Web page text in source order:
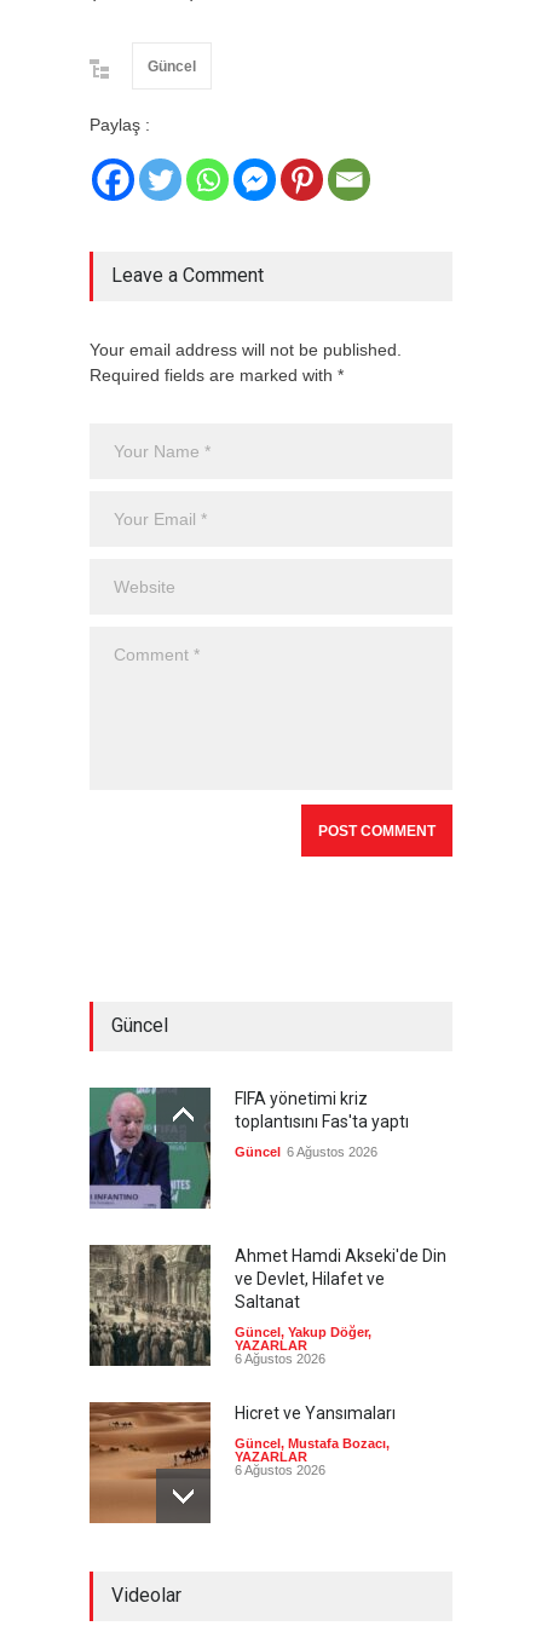
Güncel
Paylaş :
Leave a Comment
Your email address will not be published.
Required fields are marked with *
Güncel
FIFA yönetimi kriz
toplantısını Fas'ta yaptı
Güncel 6 Ağustos 2026
Ahmet Hamdi Akseki'de Din
ve Devlet, Hilafet ve
Saltanat
Güncel , Yakup Döğer,
YAZARLAR
6 Ağustos 2026
Hicret ve Yansımaları
Güncel , Mustafa Bozacı,
YAZARLAR
6 Ağustos 2026
Videolar